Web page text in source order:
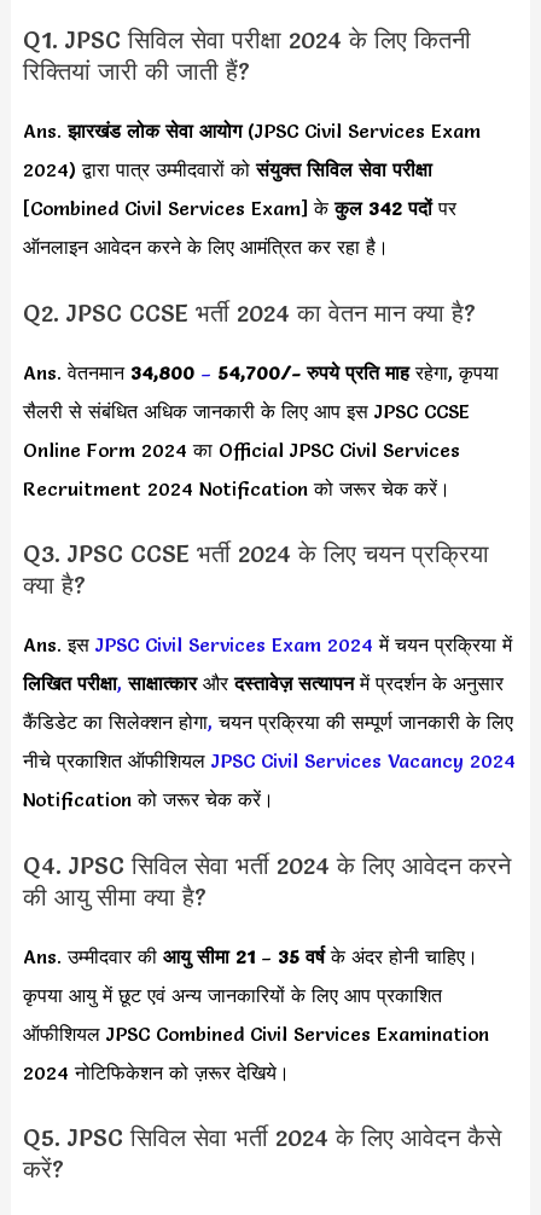
Q1. JPSC सिविल सेवा परीक्षा 2024 के लिए कितनी
रिक्तियां जारी की जाती हैं?
Ans.झारखंड लोक सेवा आयोग(JPSC Civil Services Exam
2024) द्वारा पात्र उम्मीदवारों कोसंयुक्त सिविल सेवा परीक्षा
[Combined Civil Services Exam] केकुल 342 पदोंपर
ऑनलाइन आवेदन करने के लिए आमंत्रित कर रहा है।
Q2. JPSC CCSE भर्ती 2024 का वेतन मान क्या है?
Ans. वेतनमान34,800 – 54,700/- रुपये प्रति माहरहेगा, कृपया
सैलरी से संबंधित अधिक जानकारी के लिए आप इस JPSC CCSE
Online Form 2024 का Official JPSC Civil Services
Recruitment 2024 Notification को जरूर चेक करें।
Q3. JPSC CCSE भर्ती 2024 के लिए चयन प्रक्रिया
क्या है?
Ans. इस JPSC Civil Services Exam 2024में चयन प्रक्रिया में
लिखित परीक्षा, साक्षात्कार औरदस्तावेज़ सत्यापन में प्रदर्शन के अनुसार
कैंडिडेट का सिलेक्शन होगा, चयन प्रक्रिया की सम्पूर्ण जानकारी के लिए
नीचे प्रकाशित ऑफीशियल JPSC Civil Services Vacancy 2024
Notification को जरूर चेक करें।
Q4. JPSC सिविल सेवा भर्ती 2024 के लिए आवेदन करने
की आयु सीमा क्या है?
Ans. उम्मीदवार की आयु सीमा 21– 35 वर्षके अंदर होनी चाहिए।
कृपया आयु में छूट एवं अन्य जानकारियों के लिए आप प्रकाशित
ऑफीशियल JPSC Combined Civil Services Examination
2024 नोटिफिकेशन को ज़रूर देखिये।
Q5. JPSC सिविल सेवा भर्ती 2024 के लिए आवेदन कैसे
करें?